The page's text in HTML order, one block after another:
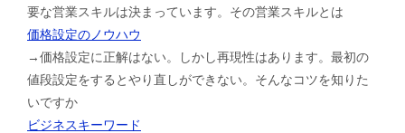
要な営業スキルは決まっています。その営業スキルとは
価格設定のノウハウ
→価格設定に正解はない。しかし再現性はあります。最初の
値段設定をするとやり直しができない。そんなコツを知りた
いですか
ビジネスキーワード